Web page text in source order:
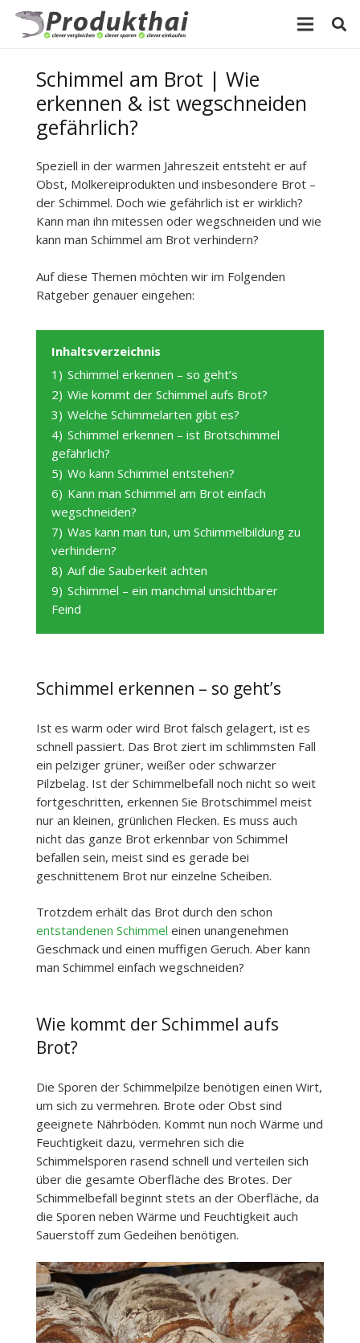
Schimmel am Brot | Wie
erkennen & ist wegschneiden
gefährlich?
Speziell in der warmen Jahreszeit entsteht er auf
Obst, Molkereiprodukten und insbesondere Brot –
der Schimmel. Doch wie gefährlich ist er wirklich?
Kann man ihn mitessen oder wegschneiden und wie
kann man Schimmel am Brot verhindern?
Auf diese Themen möchten wir im Folgenden
Ratgeber genauer eingehen:
Inhaltsverzeichnis
1) Schimmel erkennen – so geht’s
2) Wie kommt der Schimmel aufs Brot?
3) Welche Schimmelarten gibt es?
4) Schimmel erkennen – ist Brotschimmel
gefährlich?
5) Wo kann Schimmel entstehen?
6) Kann man Schimmel am Brot einfach
wegschneiden?
7) Was kann man tun, um Schimmelbildung zu
verhindern?
8) Auf die Sauberkeit achten
9) Schimmel – ein manchmal unsichtbarer
Feind
Schimmel erkennen – so geht’s
Ist es warm oder wird Brot falsch gelagert, ist es
schnell passiert. Das Brot ziert im schlimmsten Fall
ein pelziger grüner, weißer oder schwarzer
Pilzbelag. Ist der Schimmelbefall noch nicht so weit
fortgeschritten, erkennen Sie Brotschimmel meist
nur an kleinen, grünlichen Flecken. Es muss auch
nicht das ganze Brot erkennbar von Schimmel
befallen sein, meist sind es gerade bei
geschnittenem Brot nur einzelne Scheiben.
Trotzdem erhält das Brot durch den schon
entstandenen Schimmel einen unangenehmen
Geschmack und einen muffigen Geruch. Aber kann
man Schimmel einfach wegschneiden?
Wie kommt der Schimmel aufs
Brot?
Die Sporen der Schimmelpilze benötigen einen Wirt,
um sich zu vermehren. Brote oder Obst sind
geeignete Nährböden. Kommt nun noch Wärme und
Feuchtigkeit dazu, vermehren sich die
Schimmelsporen rasend schnell und verteilen sich
über die gesamte Oberfläche des Brotes. Der
Schimmelbefall beginnt stets an der Oberfläche, da
die Sporen neben Wärme und Feuchtigkeit auch
Sauerstoff zum Gedeihen benötigen.